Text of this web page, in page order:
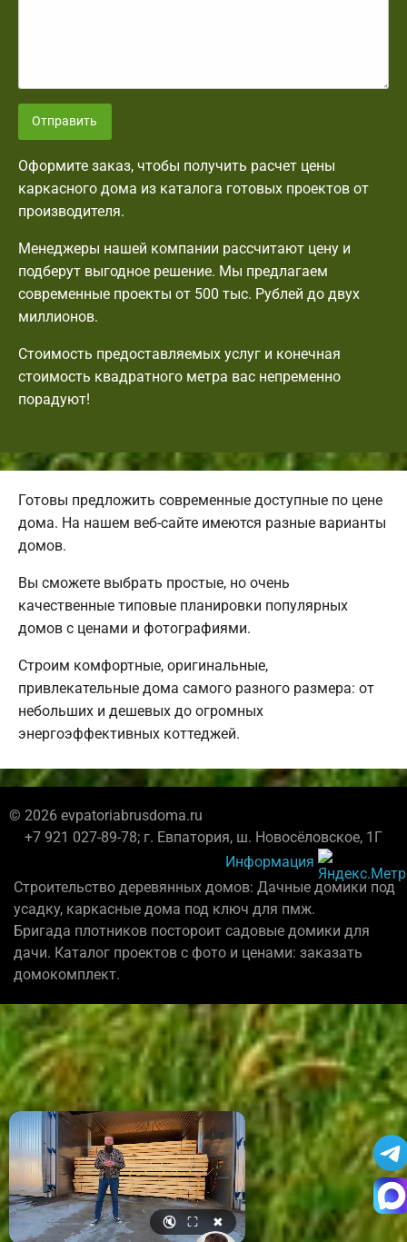
Отправить
Оформите заказ, чтобы получить расчет цены
каркасного дома из каталога готовых проектов от
производителя.
Менеджеры нашей компании рассчитают цену и
подберут выгодное решение. Мы предлагаем
современные проекты от 500 тыс. Рублей до двух
миллионов.
Стоимость предоставляемых услуг и конечная
стоимость квадратного метра вас непременно
порадуют!
Готовы предложить современные доступные по цене
дома. На нашем веб-сайте имеются разные варианты
домов.
Вы сможете выбрать простые, но очень
качественные типовые планировки популярных
домов с ценами и фотографиями.
Строим комфортные, оригинальные,
привлекательные дома самого разного размера: от
небольших и дешевых до огромных
энергоэффективных коттеджей.
© 2026 evpatoriabrusdoma.ru
+7 921 027-89-78; г. Евпатория, ш. Новосёловское, 1Г
Информация
Строительство деревянных домов: Дачные домики под
усадку, каркасные дома под ключ для пмж.
Бригада плотников постороит садовые домики для
дачи. Каталог проектов с фото и ценами: заказать
домокомплект.
🔇 ⛶ ✖